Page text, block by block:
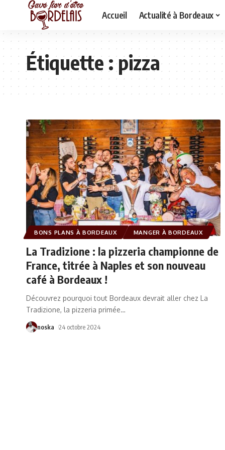
Accueil Actualité à Bordeaux
Étiquette :pizza
BONS PLANS À BORDEAUX MANGER À BORDEAUX
La Tradizione : la pizzeria championne de
France, titrée à Naples et son nouveau
café à Bordeaux !
Découvrez pourquoi tout Bordeaux devrait aller chez La
Tradizione, la pizzeria primée…
noska 24 octobre 2024